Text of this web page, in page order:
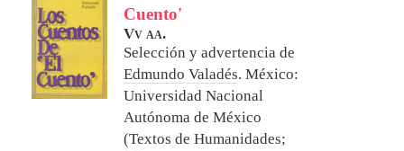
Cuento'
Vv aa.
Selección y advertencia de
Edmundo Valadés. México:
Universidad Nacional
Autónoma de México
(Textos de Humanidades;